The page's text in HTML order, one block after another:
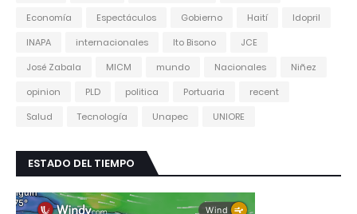
Economía
Espectáculos Gobierno Haití
Idopril
INAPA
internacionales Ito Bisono
JCE
José Zabala
MICM mundo Nacionales
Niñez
opinion
PLD politica Portuaria
recent
Salud
Tecnología Unapec UNIORE
ESTADO DEL TIEMPO